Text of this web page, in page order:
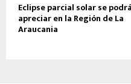
Eclipse parcial solar se podrá
apreciar en la Región de La
Araucania